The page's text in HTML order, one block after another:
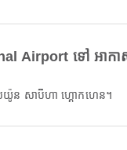
Airport ទៅ អា
សយ៉ូន សាប៊ីហា ហ្គោកហេន។